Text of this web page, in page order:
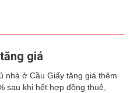
giá
nhà ở Cầu Giấy tăng giá thêm
sau khi hết hợp đồng thuê,